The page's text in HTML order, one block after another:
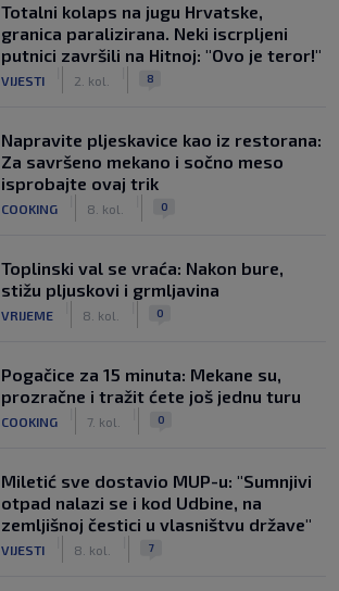
Totalni kolaps na jugu Hrvatske,
granica paralizirana. Neki iscrpljeni
putnici završili na Hitnoj: "Ovo je teror!"
VIJESTI 2. kol. 8
Napravite pljeskavice kao iz restorana:
Za savršeno mekano i sočno meso
isprobajte ovaj trik
COOKING 8. kol. 0
Toplinski val se vraća: Nakon bure,
stižu pljuskovi i grmljavina
VRIJEME 8. kol. 0
Pogačice za 15 minuta: Mekane su,
prozračne i tražit ćete još jednu turu
COOKING 7. kol. 0
Miletić sve dostavio MUP-u: "Sumnjivi
otpad nalazi se i kod Udbine, na
zemljišnoj čestici u vlasništvu države"
VIJESTI 8. kol. 7